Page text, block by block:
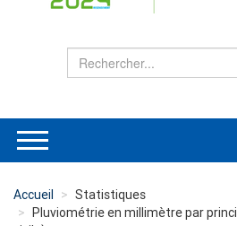
Accueil
Statistiques
Pluviométrie en millimètre par